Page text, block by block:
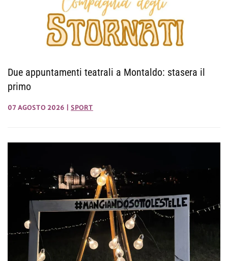
Due appuntamenti teatrali a Montaldo: stasera il
primo
07 AGOSTO 2026 SPORT